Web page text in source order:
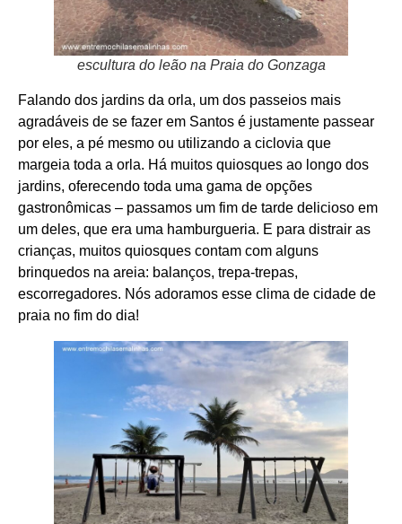
escultura do leão na Praia do Gonzaga
Falando dos jardins da orla, um dos passeios mais
agradáveis de se fazer em Santos é justamente passear
por eles, a pé mesmo ou utilizando a ciclovia que
margeia toda a orla. Há muitos quiosques ao longo dos
jardins, oferecendo toda uma gama de opções
gastronômicas – passamos um fim de tarde delicioso em
um deles, que era uma hamburgueria. E para distrair as
crianças, muitos quiosques contam com alguns
brinquedos na areia: balanços, trepa-trepas,
escorregadores. Nós adoramos esse clima de cidade de
praia no fim do dia!